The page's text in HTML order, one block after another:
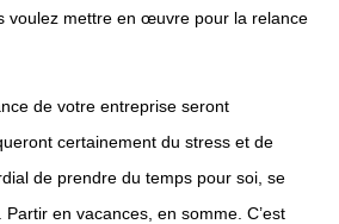
voulez mettre en œuvre pour la relance
de votre entreprise seront
certainement du stress et de
de prendre du temps pour soi, se
en vacances, en somme. C’est